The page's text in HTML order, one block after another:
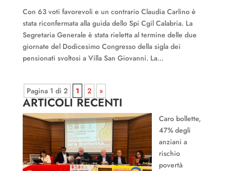
Con 63 voti favorevoli e un contrario Claudia Carlino è
stata riconfermata alla guida dello Spi Cgil Calabria. La
Segretaria Generale è stata rieletta al termine delle due
giornate del Dodicesimo Congresso della sigla dei
pensionati svoltosi a Villa San Giovanni. La...
Pagina 1 di 2 1 2 »
ARTICOLI RECENTI
Caro bollette,
47% degli
anziani a
rischio
povertà